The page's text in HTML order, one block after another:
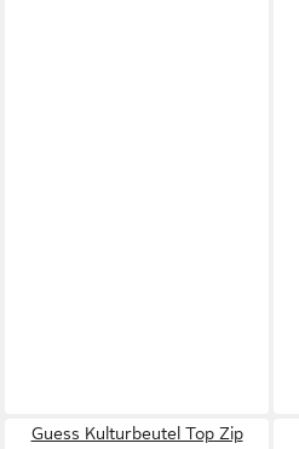
Guess Kulturbeutel Top Zip